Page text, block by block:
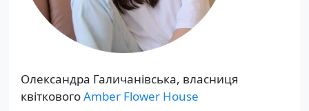
Олександра Галичанівська, власниця
квітковогоAmber Flower House